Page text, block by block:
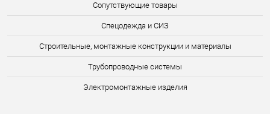
Сопутствующие товары
Спецодежда и СИЗ
Строительные, монтажные конструкции и материалы
Трубопроводные системы
Электромонтажные изделия